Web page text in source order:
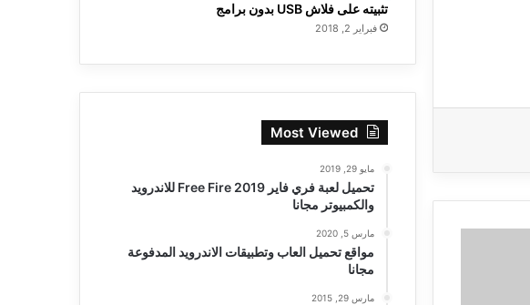
تثبيته على فلاش USB بدون برامج
فبراير 2, 2018
Most Viewed
مايو 29, 2019
تحميل لعبة فري فاير Free Fire 2019 للاندرويد
والكمبيوتر مجانا
مارس 5, 2020
مواقع تحميل العاب وتطبيقات الاندرويد المدفوعة
مجانا
مارس 29, 2015